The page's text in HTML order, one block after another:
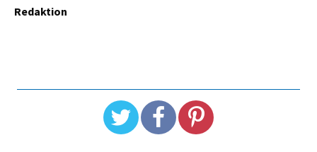
Redaktion